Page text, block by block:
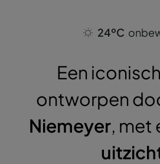
24ºC
Een
ontworpen
Niemeyer, met